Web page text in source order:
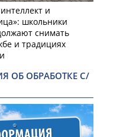
и
школьники
снимать
и традициях
ОБ ОБРАБОТКЕ С/